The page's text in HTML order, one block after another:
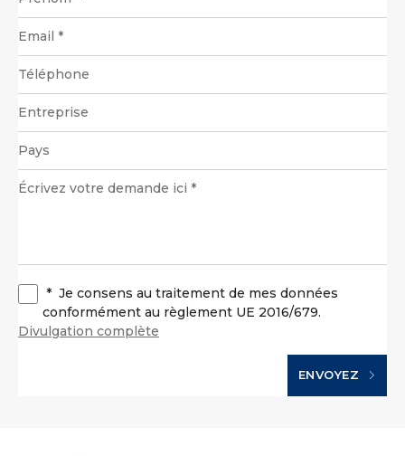
* Je consens au traitement de mes données
conformément au règlement UE 2016/679.
Divulgation complète
ENVOYEZ